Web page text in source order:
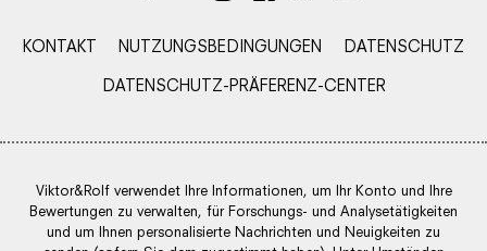
KONTAKT NUTZUNGSBEDINGUNGEN DATENSCHUTZ
DATENSCHUTZ-PRÄFERENZ-CENTER
Viktor&Rolf verwendet Ihre Informationen, um Ihr Konto und Ihre
Bewertungen zu verwalten, für Forschungs- und Analysetätigkeiten
und um Ihnen personalisierte Nachrichten und Neuigkeiten zu